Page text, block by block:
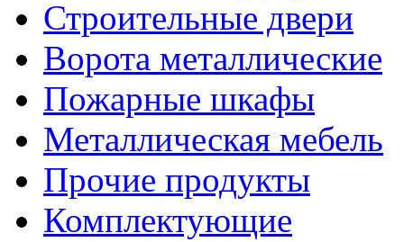
Строительные двери
Ворота металлические
Пожарные шкафы
Металлическая мебель
Прочие продукты
Комплектующие